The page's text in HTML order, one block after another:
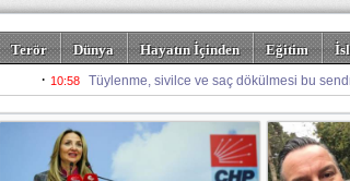
Terör Dünya Hayatın İçinden Eğitim
Turizm Spor Misafir Kalem Foto Galeriler